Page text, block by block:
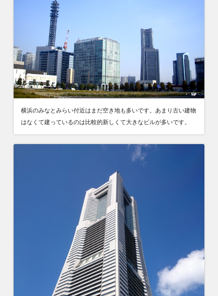
横浜のみなとみらい付近はまだ空き地も多いです。あまり古い建物
はなくて建っているのは比較的新しくて大きなビルが多いです。